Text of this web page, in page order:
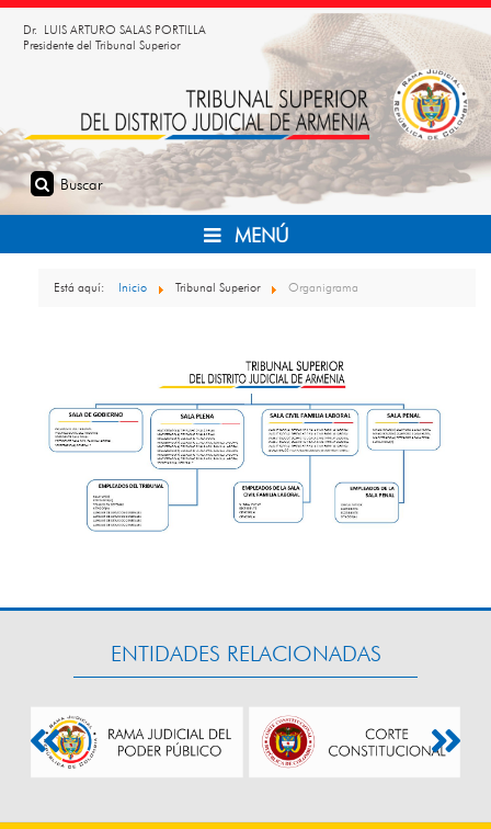
Dr. LUIS ARTURO SALAS PORTILLA
Presidente del Tribunal Superior
MENÚ
Está aquí: Inicio Tribunal Superior Organigrama
ENTIDADES RELACIONADAS